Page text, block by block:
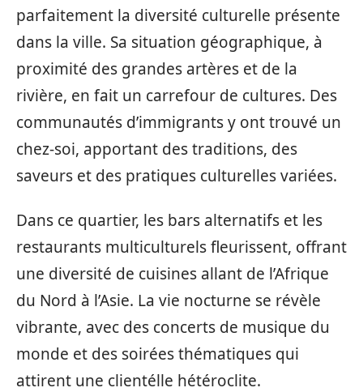
parfaitement la diversité culturelle présente
dans la ville. Sa situation géographique, à
proximité des grandes artères et de la
rivière, en fait un carrefour de cultures. Des
communautés d’immigrants y ont trouvé un
chez-soi, apportant des traditions, des
saveurs et des pratiques culturelles variées.
Dans ce quartier, les bars alternatifs et les
restaurants multiculturels fleurissent, offrant
une diversité de cuisines allant de l’Afrique
du Nord à l’Asie. La vie nocturne se révèle
vibrante, avec des concerts de musique du
monde et des soirées thématiques qui
attirent une clientélle hétéroclite.